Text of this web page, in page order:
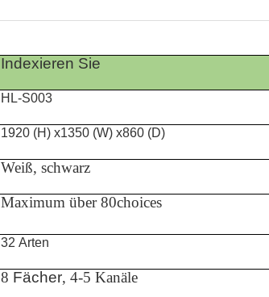
Indexieren Sie
HL-S003
1920 (H) x1350 (W) x860 (D)
Weiß, schwarz
Maximum über 80choices
32 Arten
8 Fächer, 4-5 Kanäle